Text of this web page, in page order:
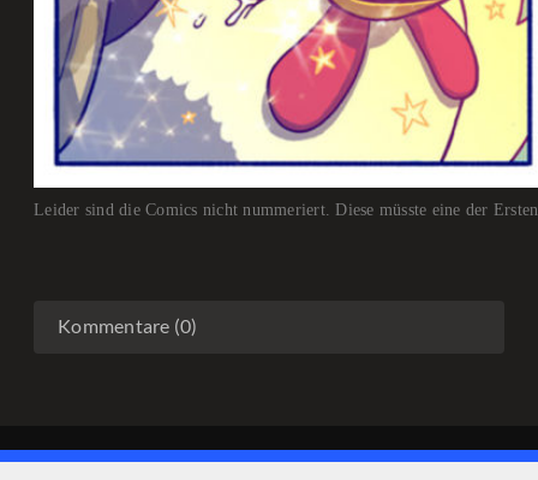
Leider sind die Comics nicht nummeriert. Diese müsste eine der
Kommentare (0)